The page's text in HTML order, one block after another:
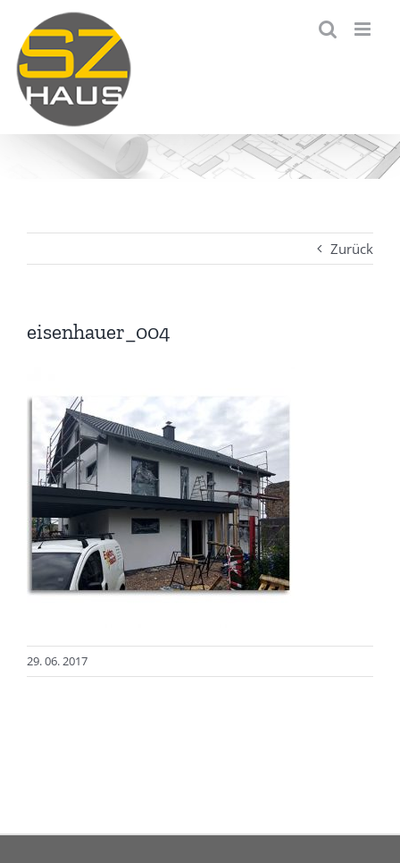
Inhalt
springen
Zurück
eisenhauer_004
29. 06. 2017